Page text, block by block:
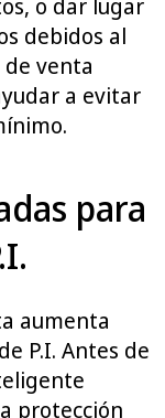
debidos al
venta
a evitar
para
aumenta
P.I. Antes de
protección